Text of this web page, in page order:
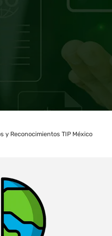
en nuestro enfoque
sido reconocidos
en el
ASG.
y Reconocimientos TIP México